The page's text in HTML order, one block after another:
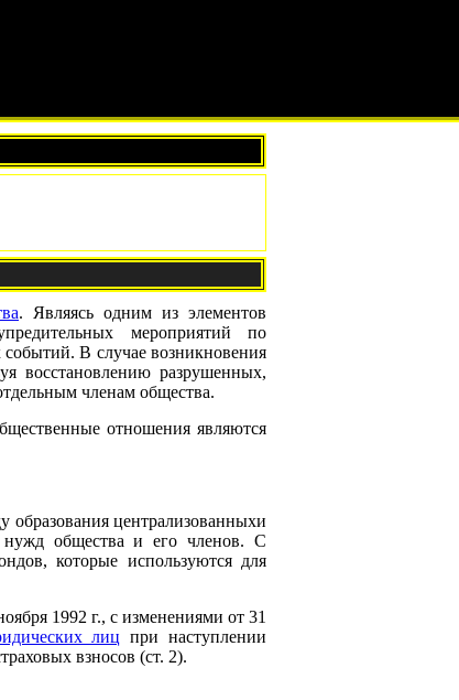
. Являясь одним из элементов
мероприятий по
В случае возникновения
восстановлению разрушенных,
членам общества.
отношения являются
образования централизованныхи
нужд общества и его членов. С
которые используются для
1992 г., с изменениями от 31
лиц при наступлении
взносов (ст. 2).